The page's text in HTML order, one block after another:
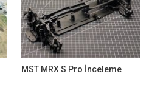
MST MRX S Pro İnceleme